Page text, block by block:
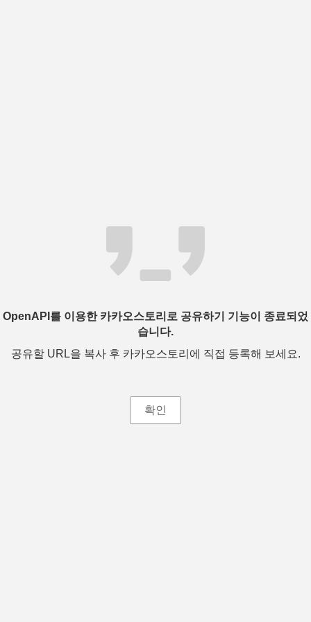
OpenAPI를 이용한 카카오스토리로 공유하기 기능이 종료되었
습니다.
공유할 URL을 복사 후 카카오스토리에 직접 등록해 보세요.
확인